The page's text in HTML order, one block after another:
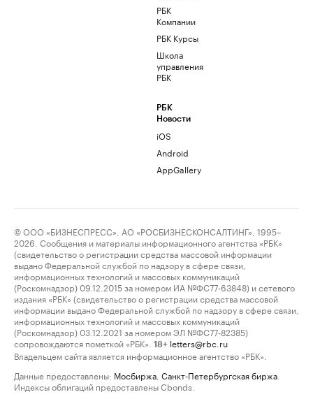
РБК
Компании
РБК Курсы
Школа
управления
РБК
РБК
Новости
iOS
Android
AppGallery
© ООО «БИЗНЕСПРЕСС», АО «РОСБИЗНЕСКОНСАЛТИНГ», 1995–
2026. Сообщения и материалы информационного агентства «РБК»
(свидетельство о регистрации средства массовой информации
выдано Федеральной службой по надзору в сфере связи,
информационных технологий и массовых коммуникаций
(Роскомнадзор) 09.12.2015 за номером ИА №ФС77-63848) и сетевого
издания «РБК» (свидетельство о регистрации средства массовой
информации выдано Федеральной службой по надзору в сфере связи,
информационных технологий и массовых коммуникаций
(Роскомнадзор) 03.12.2021 за номером ЭЛ №ФС77-82385)
сопровождаются пометкой «РБК».
18+ letters@rbc.ru
Владельцем сайта является информационное агентство «РБК».
Данные предоставлены: Мосбиржа Санкт-Петербургская биржа
Индексы облигаций предоставлены Cbonds.